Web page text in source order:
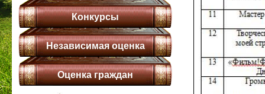
Конкурсы
Независимая оценка
Оценка граждан